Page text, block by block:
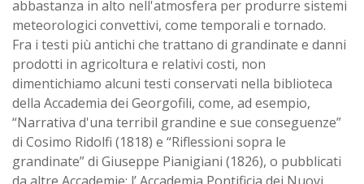
abbastanza in alto nell'atmosfera per produrre sistemi
meteorologici convettivi, come temporali e tornado.
Fra i testi più antichi che trattano di grandinate e danni
prodotti in agricoltura e relativi costi, non
dimentichiamo alcuni testi conservati nella biblioteca
della Accademia dei Georgofili, come, ad esempio,
“Narrativa d'una terribil grandine e sue conseguenze”
di Cosimo Ridolfi (1818) e “Riflessioni sopra le
grandinate” di Giuseppe Pianigiani (1826), o pubblicati